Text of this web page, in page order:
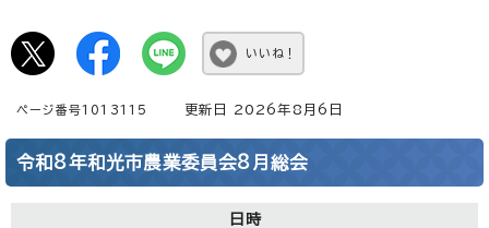
いいね！
ページ番号1013115 更新日 2026年8月6日
令和8年和光市農業委員会8月総会
日時